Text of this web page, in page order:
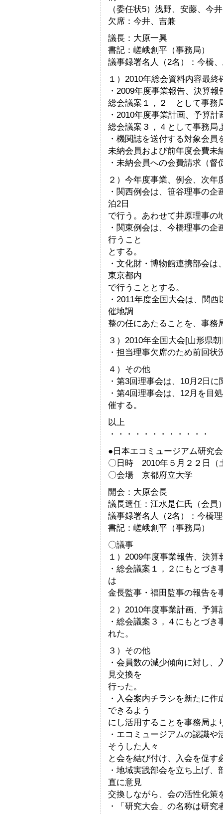
（委任状5）浅野、安藤、今
欠席：今井、吉兼
議長：大原一興
書記：嵯峨創平（事務局）
議事録署名人（2名）：今橋
１）2010年総会資料内容最
・2009年度事業報告、決算
総会議案１，２ として事務
・2010年度事業計画、予算
総会議案３，４として事務局
・機関誌を送付する対象会
未納会員および前年度会費未
・未納会員への会費請求（
２）今年度事業、例会、次年
・関西例会は、笹谷理事の
泊2日
で行う。あわせて井原理事の
・関東例会は、今橋理事の
行うこと
とする。
・文化財・博物館連携部会
東京都内
で行うこととする。
・2011年度全国大会は、関
催地調
整の任にあたることを、事務
３）2010年全国大会[山形県
・担当理事欠席のため前回
４）その他
・第3回理事会は、10月2日
・第4回理事会は、12月を目
催する。
以上
・・・・・・・・・・・・
●日本エコミュージアム研
〇日時 2010年５月２２日（
〇会場 京都府立大学
開会：大原会長
議長選任：江水是仁氏（会員
議事録署名人（2名）：今橋
書記：嵯峨創平（事務局）
〇議事
１）2009年度事業報告、決算
・総会議案１，２にもとづ
は
金長監事・福田監事の報告を
２）2010年度事業計画、予算
・総会議案３，４にもとづ
れた。
３）その他
・会員数の減少傾向に対し
見交換を
行った。
・入会案内チラシを新たに
できるよう
にし活用することを事務局よ
・エコミュージアムの認識
そうした人々
と会を結び付け、入会を促す
・地域実践部会を立ち上げ
直に意見
交換しながら、会の活性化策
・「研究大会」の名称は研